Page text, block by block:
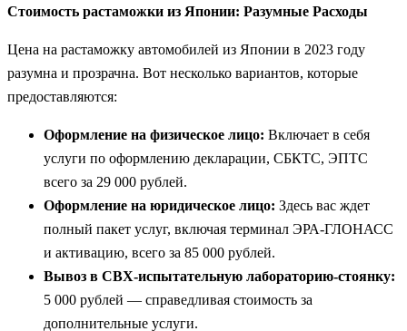
Стоимость растаможки из Японии: Разумные Расходы
Цена на растаможку автомобилей из Японии в 2023 году
разумна и прозрачна. Вот несколько вариантов, которые
предоставляются:
Оформление на физическое лицо: Включает в себя
услуги по оформлению декларации, СБКТС, ЭПТС
всего за 29 000 рублей.
Оформление на юридическое лицо: Здесь вас ждет
полный пакет услуг, включая терминал ЭРА-ГЛОНАСС
и активацию, всего за 85 000 рублей.
Вывоз в СВХ-испытательную лабораторию-стоянку:
5 000 рублей — справедливая стоимость за
дополнительные услуги.